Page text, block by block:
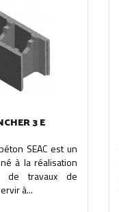
3 E
SEAC est un
à la réalisation
de travaux de
à...